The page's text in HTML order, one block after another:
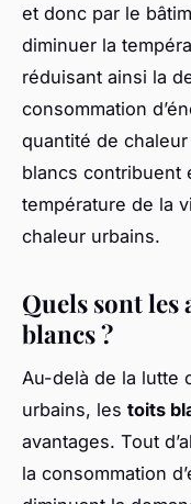
et donc par le
diminuer la
réduisant ainsi la
consommation
quantité de
blancs contribuent
température de la
chaleur urbains.
Quels sont les
blancs ?
Au-delà de la lutte
urbains, les toits
avantages. Tout
la consommation